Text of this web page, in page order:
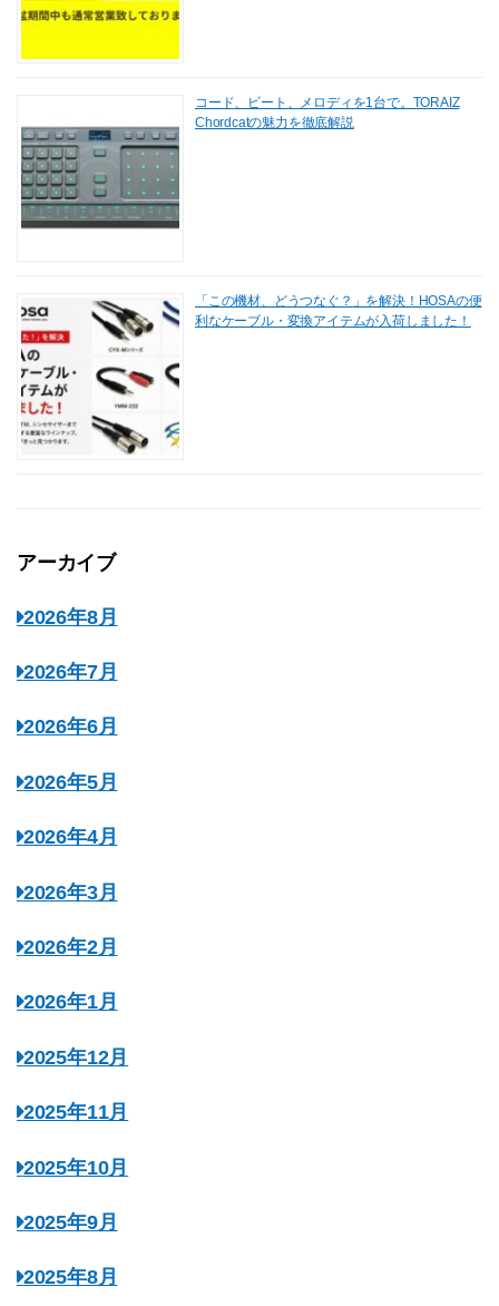
コード、ビート、メロディを1台で。TORAIZ
Chordcatの魅力を徹底解説
「この機材、どうつなぐ？」を解決！HOSAの便
利なケーブル・変換アイテムが入荷しました！
アーカイブ
2026年8月
2026年7月
2026年6月
2026年5月
2026年4月
2026年3月
2026年2月
2026年1月
2025年12月
2025年11月
2025年10月
2025年9月
2025年8月